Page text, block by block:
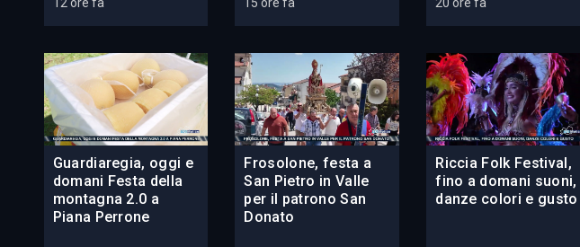
12 ore fa 15 ore fa 20 ore fa
Guardiaregia, oggi e
domani Festa della
montagna 2.0 a
Piana Perrone
Frosolone, festa a
San Pietro in Valle
per il patrono San
Donato
Riccia Folk Festival,
fino a domani suoni,
danze colori e gusto